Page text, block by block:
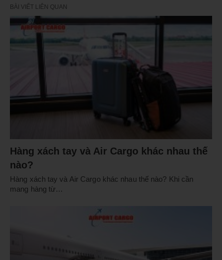
BÀI VIẾT LIÊN QUAN
Hàng xách tay và Air Cargo khác nhau thế
nào?
Hàng xách tay và Air Cargo khác nhau thế nào? Khi cần
mang hàng từ…